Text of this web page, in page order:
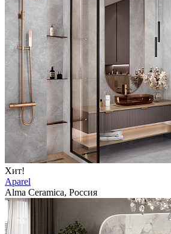
Хит!
Aparel
Alma Ceramica, Россия